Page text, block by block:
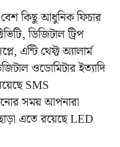
কিছু আধুনিক ফিচার
ডিজিটাল ট্রিপ
এন্টি থেফ্ট অ্যালার্ম
ওডোমিটার ইত্যাদি
SMS
সময় আপনারা
এতে রয়েছে LED